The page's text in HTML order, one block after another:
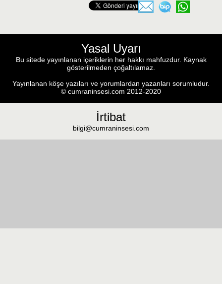
Yasal Uyarı
Bu sitede yayınlanan içeriklerin her hakkı mahfuzdur. Kaynak
gösterilmeden çoğaltılamaz.
Yayınlanan köşe yazıları ve yorumlardan yazanları sorumludur.
© cumraninsesi.com 2012-2020
İrtibat
bilgi@cumraninsesi.com